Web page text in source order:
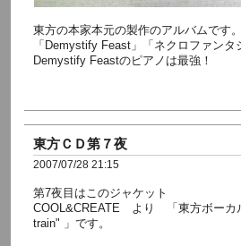
東方の本家本元の製作のアルバムです
「Demystify Feast」「ネクロファンタ
Demystify Feastのピアノは最強！
東方ＣＤ第７夜
2007/07/28 21:15
第7夜目はこのジャケット
COOL&CREATE より 「東方ボーカ
train" 」です。